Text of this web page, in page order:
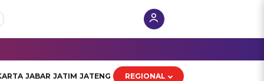
JABAR JATIM JATENG REGIONAL